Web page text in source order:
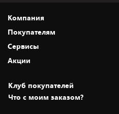
Компания
О нас
Адреса магазинов
Новости
Статьи и обзоры
Вакансии
Покупателям
Как сделать заказ
Оплата и доставка
Безналичный расчёт
Обмен и возврат товара
Сервисы
Установка техники
Для игровых консолей
Акции
Скидки и промокоды
Белорусские товары
Клуб покупателей
Что с моим заказом?